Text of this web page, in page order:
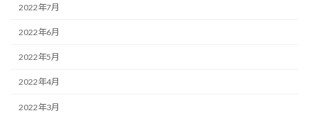
2022年7月
2022年6月
2022年5月
2022年4月
2022年3月